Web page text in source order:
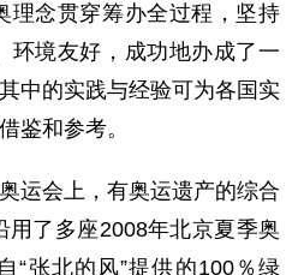
理念贯穿筹办全过程，坚持
环境友好，成功地办成了一
中的实践与经验可为各国实
鉴和参考。
运会上，有奥运遗产的综合
用了多座2008年北京夏季奥
“张北的风”提供的100％绿